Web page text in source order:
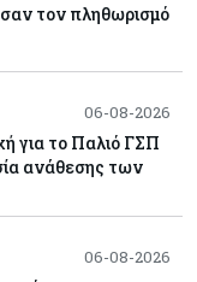
τον πληθωρισμό
06-08-2026
για το Παλιό ΓΣΠ
ανάθεσης των
06-08-2026